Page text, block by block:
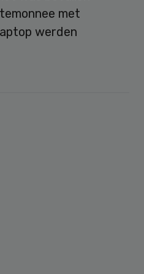
met
werden